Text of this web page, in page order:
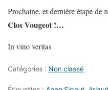
Prochaine, et dernière étape de
Clos Vougeot !…
In vino veritas
Catégories : Non classé